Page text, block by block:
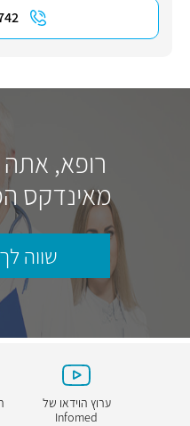
רופא, אתה
מאינדקס
שווה
ערוץ הוידאו של
Infomed